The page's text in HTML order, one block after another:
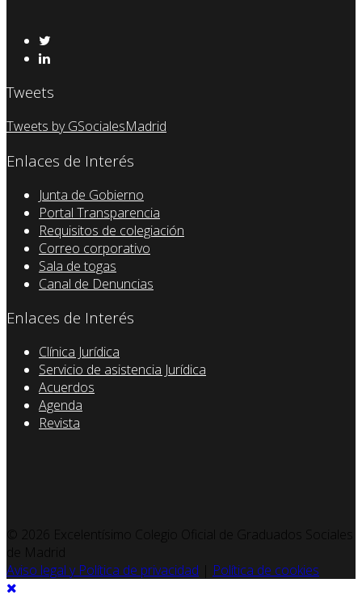
Tweets
Tweets by GSocialesMadrid
Enlaces de Interés
Junta de Gobierno
Portal Transparencia
Requisitos de colegiación
Correo corporativo
Sala de togas
Canal de Denuncias
Enlaces de Interés
Clínica Jurídica
Servicio de asistencia Jurídica
Acuerdos
Agenda
Revista
© 2026 Excelentísimo Colegio Oficial de Graduados Sociales
de Madrid
Aviso legal y Política de privacidad
Política de cookies